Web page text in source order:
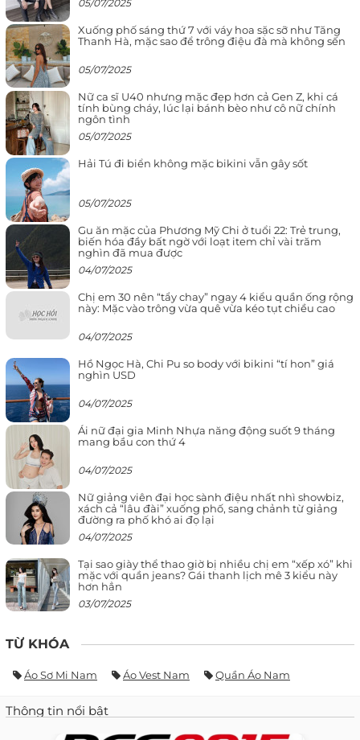
05/07/2025
Xuống phố sáng thứ 7 với váy hoa sặc sỡ như Tăng
Thanh Hà, mặc sao để trông điệu đà mà không sến
05/07/2025
Nữ ca sĩ U40 nhưng mặc đẹp hơn cả Gen Z, khi cá
tính bùng cháy, lúc lại bánh bèo như cô nữ chính
ngôn tình
05/07/2025
Hải Tú đi biển không mặc bikini vẫn gây sốt
05/07/2025
Gu ăn mặc của Phương Mỹ Chi ở tuổi 22: Trẻ trung,
biến hóa đầy bất ngờ với loạt item chỉ vài trăm
nghìn đã mua được
04/07/2025
Chị em 30 nên “tẩy chay” ngay 4 kiểu quần ống rộng
này: Mặc vào trông vừa quê vừa kéo tụt chiều cao
04/07/2025
Hồ Ngọc Hà, Chi Pu so body với bikini “tí hon” giá
nghìn USD
04/07/2025
Ái nữ đại gia Minh Nhựa năng động suốt 9 tháng
mang bầu con thứ 4
04/07/2025
Nữ giảng viên đại học sành điệu nhất nhì showbiz,
xách cả “lâu đài” xuống phố, sang chảnh từ giảng
đường ra phố khó ai đọ lại
04/07/2025
Tại sao giày thể thao giờ bị nhiều chị em “xếp xó” khi
mặc với quần jeans? Gái thanh lịch mê 3 kiểu này
hơn hẳn
03/07/2025
TỪ KHÓA
Áo Sơ Mi Nam Áo Vest Nam Quần Áo Nam
Thông tin nổi bật